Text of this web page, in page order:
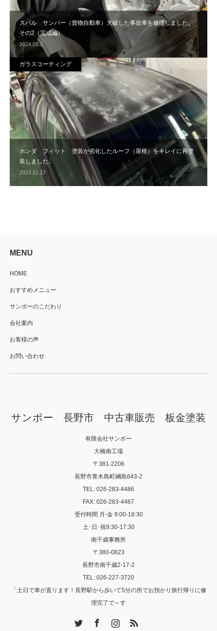
スバル サンバー（貨物自動車）大破した事故車を修理しました。
その2（完成編）
2024.03.3
ホンダ フィット 塗装が劣化したルーフ（屋根）をキレイに再塗
装しました。
2023.12.17
ガラスコーティング
MENU
HOME
おすすめメニュー
サンポーのこだわり
会社案内
お客様の声
お問い合わせ
サンポー 長野市 中古車販売 板金塗装
有限会社サンポー
大橋南工場
〒381-2206
長野市青木島町綱島643-2
TEL: 026-283-4486
FAX: 026-283-4487
受付時間 月-金 9:00-18:30
土･日･祝9:30-17:30
南千歳事務所
〒380-0823
長野市南千歳2-17-2
TEL: 026-227-3720
「土日で車が直ります！長野駅から歩いて5分の所でお預かり旅行帰りに修
理完了で～す